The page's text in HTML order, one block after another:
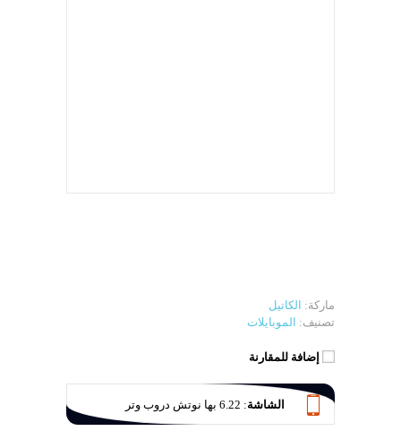
ماركة: الكاتيل
تصنيف: الموبايلات
إضافة للمقارنة
الشاشة: 6.22 بها نوتش دروب وتر